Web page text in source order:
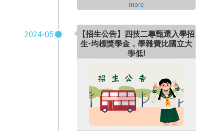
more
2024-05
【招生公告】四技二專甄選入學招
生-均標獎學金，學雜費比國立大
學低!